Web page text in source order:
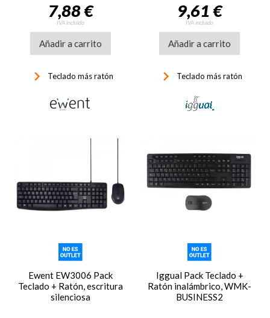
7,88 €
IVA incluido
Añadir a carrito
keyboard_arrow_right Teclado más ratón
9,61 €
IVA incluido
Añadir a carrito
keyboard_arrow_right Teclado más ratón
Ewent EW3006 Pack
Teclado + Ratón, escritura
silenciosa
Iggual Pack Teclado +
Ratón inalámbrico, WMK-
BUSINESS2